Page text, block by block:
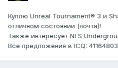
Куплю Unreal Tournament® 3 и
отличном состоянии (почта)!
Также интересует NFS
Все предложения в ICQ: